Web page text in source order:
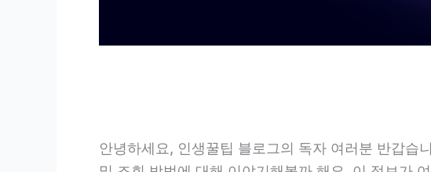
안녕하세요, 인생꿀팁 블로그의 독자 여러분 반갑습